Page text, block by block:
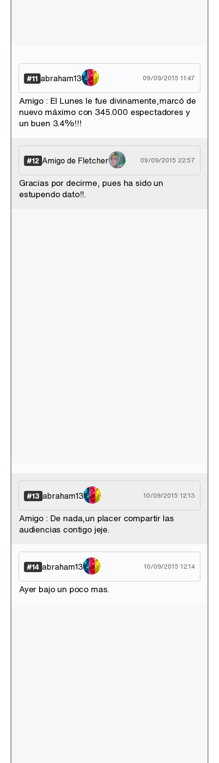
#11 abraham13 09/09/2015 11:47
Amigo : El Lunes le fue divinamente,marcó de
nuevo máximo con 345.000 espectadores y
un buen 3.4%!!!
#12 Amigo de Fletcher 09/09/2015 22:57
Gracias por decirme, pues ha sido un
estupendo dato!!.
#13 abraham13 10/09/2015 12:13
Amigo : De nada,un placer compartir las
audiencias contigo jeje.
#14 abraham13 10/09/2015 12:14
Ayer bajo un poco mas.